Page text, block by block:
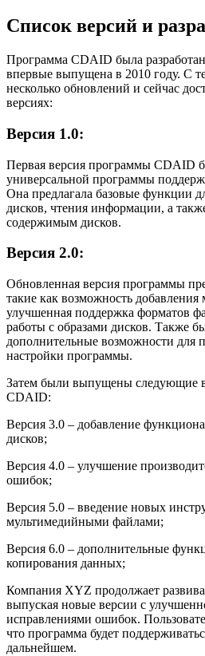
Список версий и
Программа CDAID была
впервые выпущена в 2010 году. С
несколько обновлений и сейчас
версиях:
Версия 1.0:
Первая версия программы CDAID
универсальной программы
Она предлагала базовые функции
дисков, чтения информации, а
содержимым дисков.
Версия 2.0:
Обновленная версия программы
такие как возможность
улучшенная поддержка форматов
работы с образами дисков. Также
дополнительные возможности для
настройки программы.
Затем были выпущены следующие
CDAID:
Версия 3.0 – добавление
дисков;
Версия 4.0 – улучшение
ошибок;
Версия 5.0 – введение новых
мультимедийными файлами;
Версия 6.0 – дополнительные
копирования данных;
Компания XYZ продолжает
выпуская новые версии с
исправлениями ошибок.
что программа будет
дальнейшем.